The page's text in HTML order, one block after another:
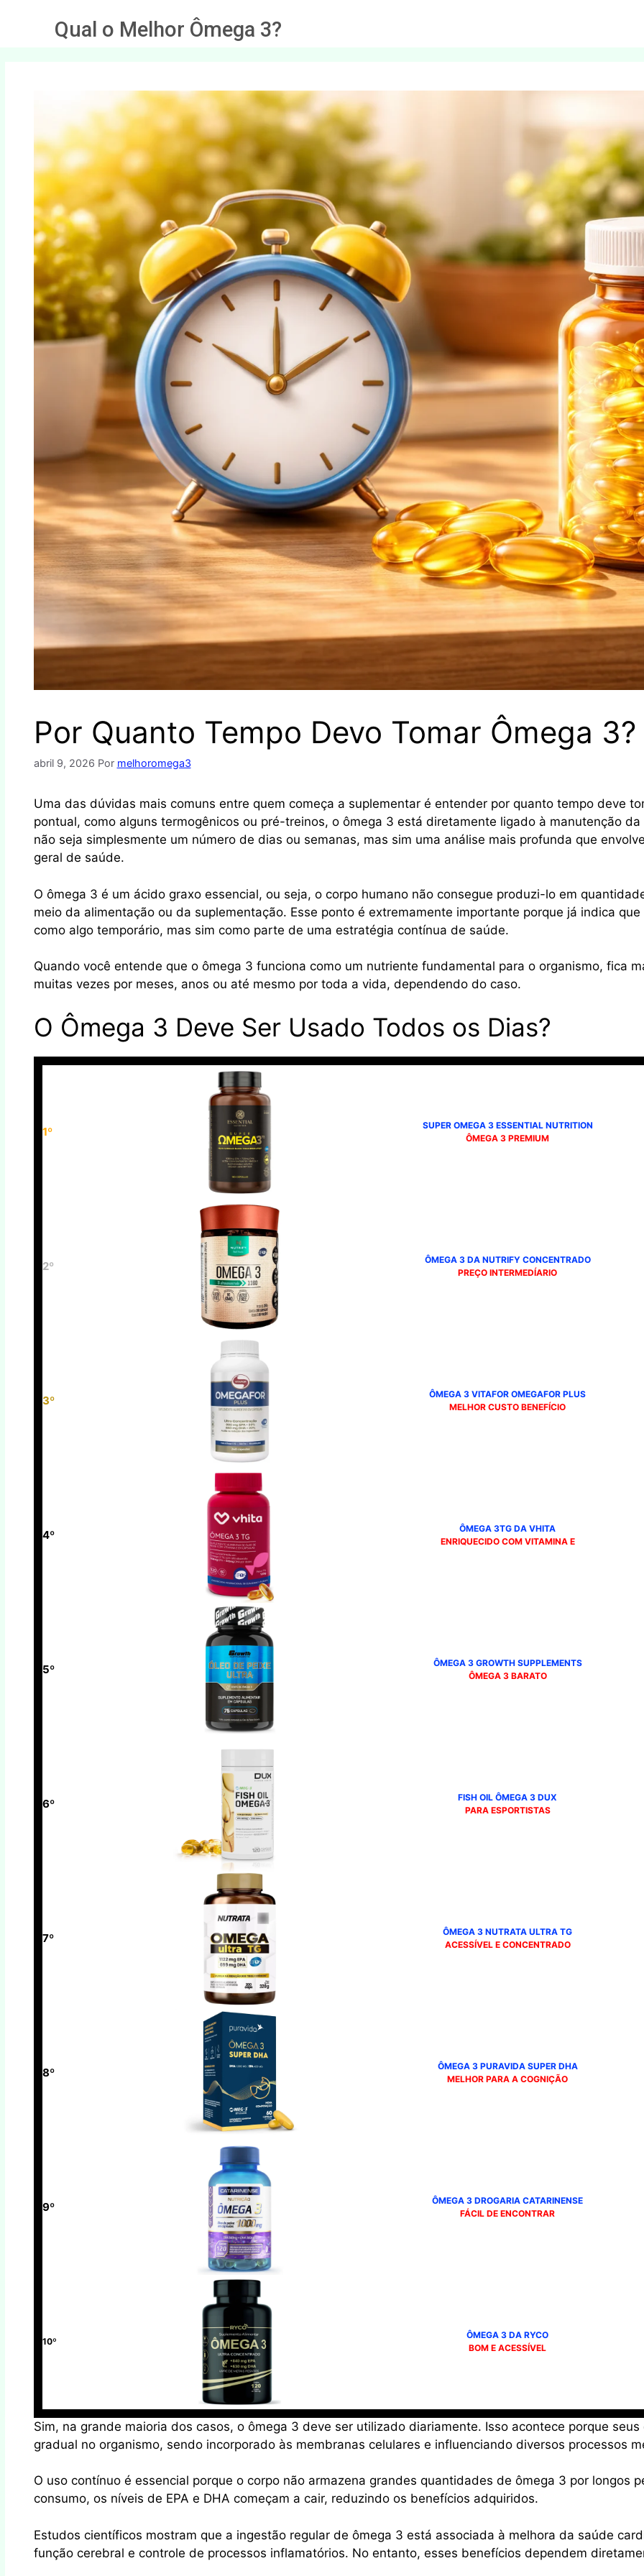
Qual o Melhor Ômega 3?
Por Quanto Tempo Devo Tomar Ômega 3?
abril 9, 2026 Por melhoromega3
Uma das dúvidas mais comuns entre quem começa a suplementar é entender por quanto tempo deve
pontual, como alguns termogênicos ou pré-treinos, o ômega 3 está diretamente ligado à manutenção
não seja simplesmente um número de dias ou semanas, mas sim uma análise mais profunda que
geral de saúde.
O ômega 3 é um ácido graxo essencial, ou seja, o corpo humano não consegue produzi-lo em
meio da alimentação ou da suplementação. Esse ponto é extremamente importante porque já indica
como algo temporário, mas sim como parte de uma estratégia contínua de saúde.
Quando você entende que o ômega 3 funciona como um nutriente fundamental para o organismo, fica
muitas vezes por meses, anos ou até mesmo por toda a vida, dependendo do caso.
O Ômega 3 Deve Ser Usado Todos os Dias?
1º
SUPER OMEGA 3 ESSENTIAL NUTRITION
ÔMEGA 3 PREMIUM
2º ÔMEGA 3 DA NUTRIFYCONCENTRADO
PREÇO INTERMEDÍARIO
3º ÔMEGA 3 VITAFOR OMEGAFOR PLUS
MELHOR CUSTO BENEFÍCIO
4º
ÔMEGA 3TG DA VHITA
ENRIQUECIDO COM VITAMINA E
5º
ÔMEGA 3 GROWTH SUPPLEMENTS
ÔMEGA 3 BARATO
6º FISH OIL ÔMEGA 3 DUX
PARA ESPORTISTAS
7º ÔMEGA 3 NUTRATA ULTRA TG
ACESSÍVEL E CONCENTRADO
8º ÔMEGA 3 PURAVIDASUPER DHA
MELHOR PARA A COGNIÇÃO
9º
ÔMEGA 3 DROGARIA CATARINENSE
FÁCIL DE ENCONTRAR
10º
ÔMEGA 3 DA RYCO
BOM E ACESSÍVEL
Sim, na grande maioria dos casos, o ômega 3 deve ser utilizado diariamente. Isso acontece porque
gradual no organismo, sendo incorporado às membranas celulares e influenciando diversos processos
O uso contínuo é essencial porque o corpo não armazena grandes quantidades de ômega 3 por longos
consumo, os níveis de EPA e DHA começam a cair, reduzindo os benefícios adquiridos.
Estudos científicos mostram que a ingestão regular de ômega 3 está associada à melhora da saúde
função cerebral e controle de processos inflamatórios. No entanto, esses benefícios dependem